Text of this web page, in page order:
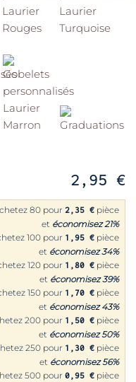
2,95 €
80 pour 2,35 € pièce
et économisez21%
100 pour 1,95 € pièce
et économisez34%
120 pour 1,80 € pièce
et économisez39%
150 pour 1,70 € pièce
et économisez43%
200 pour 1,50 € pièce
et économisez50%
250 pour 1,30 € pièce
et économisez56%
500 pour 0,95 € pièce